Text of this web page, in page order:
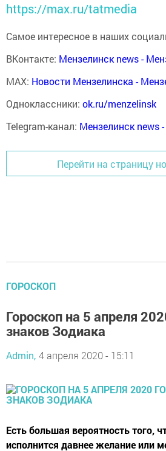
https://max.ru/tatmedia
Самое интересное в наших
ВКонтакте: Мензелинск news -
MAX: Новости Мензелинска -
Одноклассники: ok.ru/menzelinsk
Telegram-канал: Мензелинск news
Перейти на страницу
ГОРОСКОП
Гороскоп на 5 апреля
знаков Зодиака
Admin, 4 апреля 2020 - 15:11
Есть большая вероятность того,
исполнится давнее желание или